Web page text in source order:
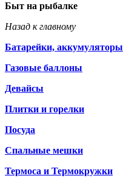
Быт на рыбалке
Назад к главному
Батарейки, аккумуляторы
Газовые баллоны
Девайсы
Плитки и горелки
Посуда
Спальные мешки
Термоса и Термокружки